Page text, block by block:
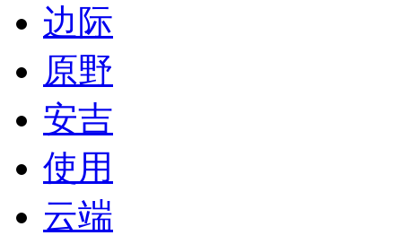
边际
原野
安吉
使用
云端